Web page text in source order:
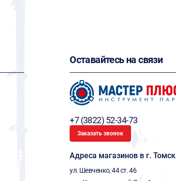
Оставайтесь на связи
+7 (3822) 52-34-73
Заказать звонок
Адреса магазинов в г. Томск
ул. Шевченко, 44 ст. 46